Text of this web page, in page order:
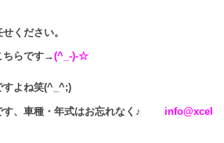
ください。
ちらです→(^_-)-☆
すよね笑(^_^;)
す、車種・年式はお忘れなく♪ info@xcel